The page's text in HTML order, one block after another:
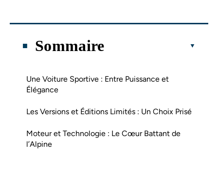
Sommaire
Une Voiture Sportive : Entre Puissance et
Élégance
Les Versions et Éditions Limités : Un Choix Prisé
Moteur et Technologie : Le Cœur Battant de
l’Alpine